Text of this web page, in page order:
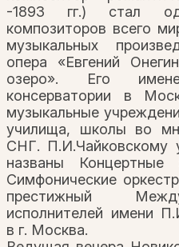
-1893 гг.) стал
композиторов всего
музыкальных
опера «Евгений
озеро». Его
консерватории в
музыкальные
училища, школы во
СНГ. П.И.Чайковскому
названы
Симфонические
престижный
исполнителей имени
в г. Москва.